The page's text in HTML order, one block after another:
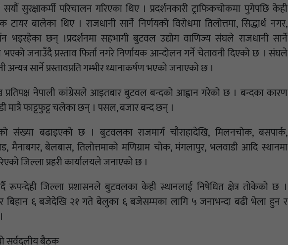
सुरक्षाकर्मी परिचालन गरिएका थिए । प्रदर्शनकारी ट्राफिकचोकमा पुगेपछि केही
बालेका थिए । राजधानी सार्ने निर्णयको विरोधमा तिलोत्तमा, सिद्धार्थ नगर,
भइरहेका छन् ।प्रदर्शनमा सहभागी बुटवल उद्योग वाणिज्य संघले राजधानी सार्ने
भएको जनाउँदै प्रस्ताव फिर्ता नगरे निर्णायक आन्दोलन गर्ने चेतावनी दिएको छ । संघले
अन्यत्र सार्ने प्रस्तावप्रति गम्भीर ध्यानाकर्षण भएको जनाएको छ ।
प्रतिपक्ष नेपाली कांग्रेसले आइतबार बुटवल बन्दको आह्वान गरेको छ । बन्दका कारण
फाट्टफुट्ट चलेका छन् । पसल, बजार बन्द छन् ।
संख्या बढाइएको छ । बुटवलका राजमार्ग चौराहादेखि, मिलनचोक, बसपार्क,
मैनाबगर, बेलबास, तिलोत्तमाको मणिग्राम चोक, मंगलापुर, भलवाडी आदि स्थानमा
जिल्ला प्रहरी कार्यालयले जनाएको छ ।
रूपन्देही जिल्ला प्रशासनले बुटवलका केही स्थानलाई निषेधित क्षेत्र तोकेको छ ।
बिहान ६ बजेदेखि २१ गते बेलुका ६ बजेसम्मका लागि ५ जनाभन्दा बढी भेला हुन र